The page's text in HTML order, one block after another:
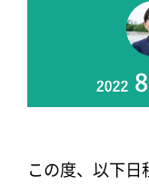
この度、以下日